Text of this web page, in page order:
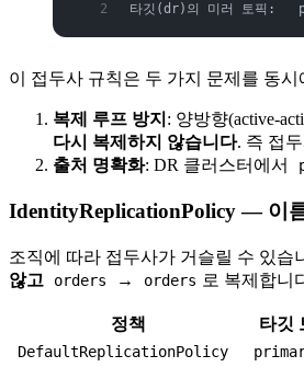
타깃(dr)의 미러 토픽:
이 접두사 규칙은 두 가지 문제를 동시
복제 루프 방지 : 양방향(active-
다시 복제하지 않습니다. 즉 접
출처 명확화: DR 클러스터에서
IdentityReplicationPolicy — 이
조직에 따라 접두사가 거슬릴 수 있습
않고
orders → orders 로 복제합니
정책 타깃
DefaultReplicationPolicy